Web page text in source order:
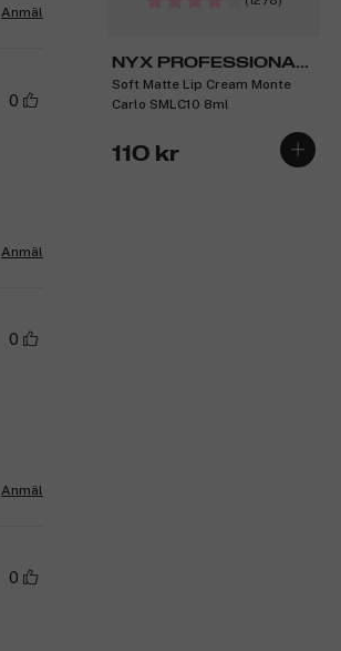
NYX PROFESSIONAL
MAKEUP
Soft Matte Lip Cream Monte
Carlo SMLC10 8ml
110 kr
Anmäl
0
Anmäl
0
Anmäl
0